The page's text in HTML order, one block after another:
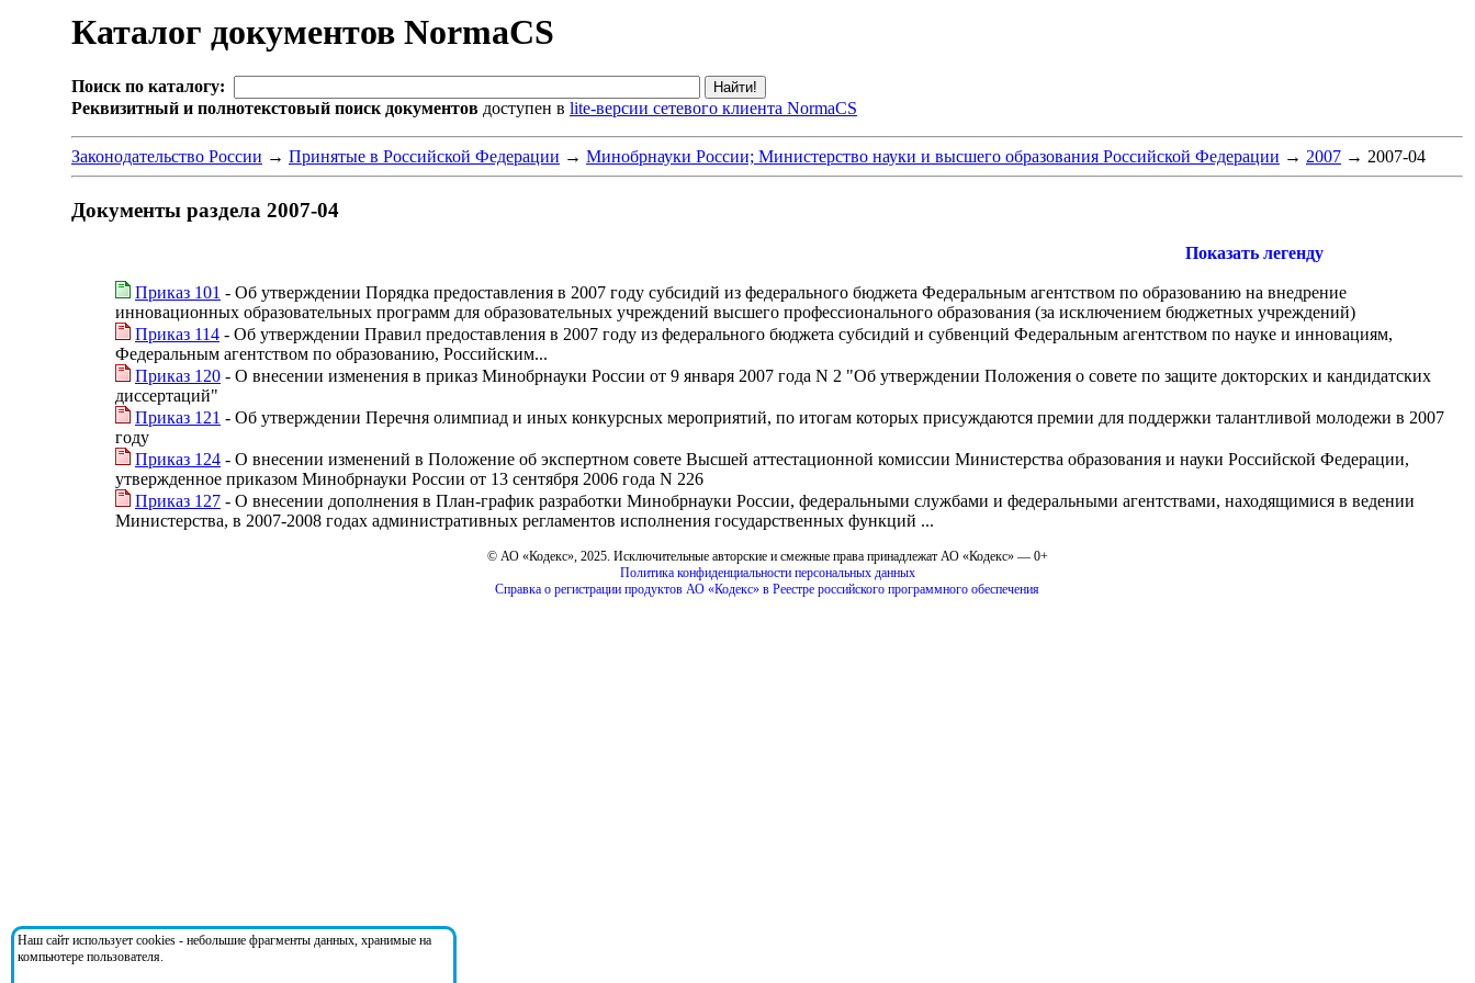
Каталог документов NormaCS
Поиск по каталогу:
Реквизитный и полнотекстовый поиск документов доступен в lite-версии сетевого клиента NormaCS
Законодательство России → Принятые в Российской Федерации → Минобрнауки России; Министерство науки и высшего образования Российской Федерации → 2007 → 2007-04
Документы раздела 2007-04
Показать легенду
Приказ 101 - Об утверждении Порядка предоставления в 2007 году субсидий из федерального бюджета Федеральным агентством по образованию на внедрение
инновационных образовательных программ для образовательных учреждений высшего профессионального образования (за исключением бюджетных учреждений)
Приказ 114 - Об утверждении Правил предоставления в 2007 году из федерального бюджета субсидий и субвенций Федеральным агентством по науке и инновациям,
Федеральным агентством по образованию, Российским...
Приказ 120 - О внесении изменения в приказ Минобрнауки России от 9 января 2007 года N 2 "Об утверждении Положения о совете по защите докторских и кандидатских
диссертаций"
Приказ 121 - Об утверждении Перечня олимпиад и иных конкурсных мероприятий, по итогам которых присуждаются премии для поддержки талантливой молодежи в 2007
году
Приказ 124 - О внесении изменений в Положение об экспертном совете Высшей аттестационной комиссии Министерства образования и науки Российской Федерации,
утвержденное приказом Минобрнауки России от 13 сентября 2006 года N 226
Приказ 127 - О внесении дополнения в План-график разработки Минобрнауки России, федеральными службами и федеральными агентствами, находящимися в ведении
Министерства, в 2007-2008 годах административных регламентов исполнения государственных функций ...
© АО «Кодекс», 2025. Исключительные авторские и смежные права принадлежат АО «Кодекс» — 0+
Политика конфиденциальности персональных данных
Справка о регистрации продуктов АО «Кодекс» в Реестре российского программного обеспечения
Наш сайт использует cookies - небольшие фрагменты данных, хранимые на
компьютере пользователя.